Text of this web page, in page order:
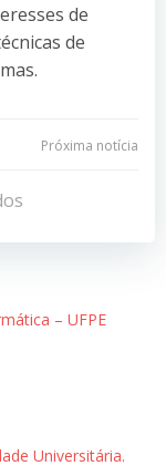
de
de
Próxima notícia
– UFPE
Universitária.